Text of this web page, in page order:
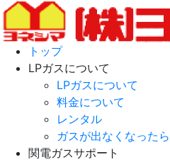
トップ
LPガスについて
LPガスについて
料金について
レンタル
ガスが出なくなったら
関電ガスサポート